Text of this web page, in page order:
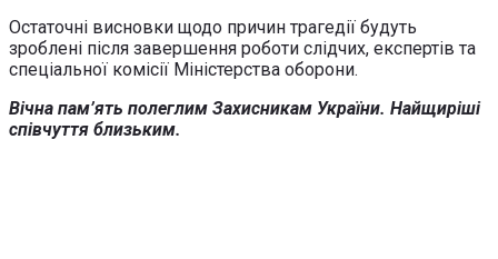
Остаточні висновки щодо причин трагедії будуть
зроблені після завершення роботи слідчих, експертів та
спеціальної комісії Міністерства оборони.
Вічна пам’ять полеглим Захисникам України. Найщиріші
співчуття близьким.